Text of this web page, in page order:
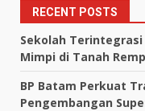
RECENT POSTS
Sekolah
Mimpi di Tanah
BP Batam Perkuat
Pengembangan